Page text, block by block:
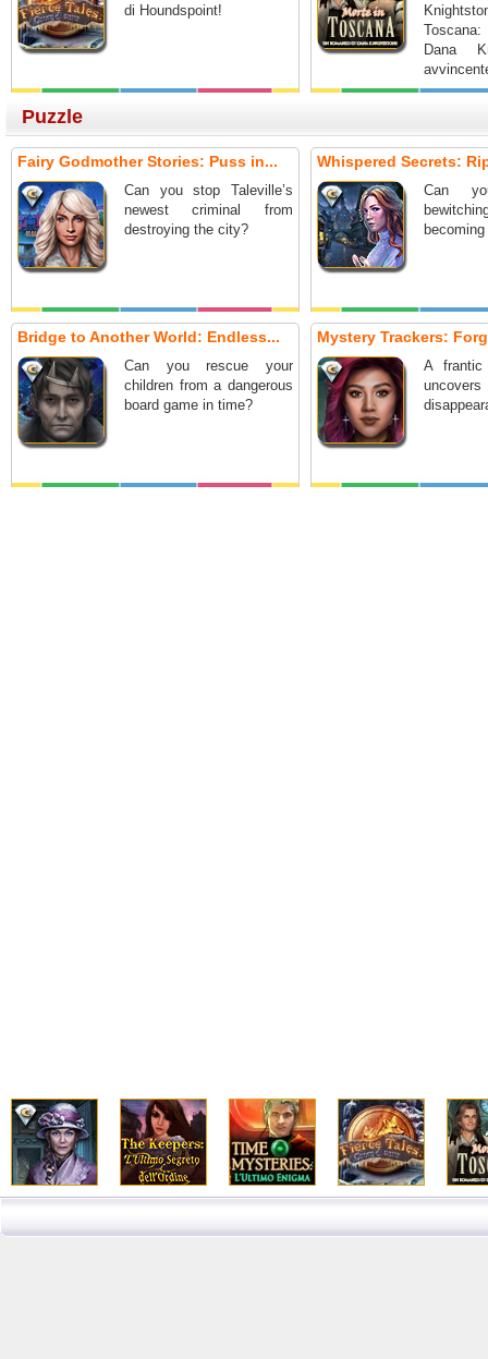
di Houndspoint!
Dana
nascosti.
Puzzle
Fairy Godmother Stories: Puss in...
Can you stop Taleville’s
newest criminal from
destroying the city?
Whispered Secrets:
Can
Bridge to Another World: Endless...
Can you rescue your
children from a dangerous
board game in time?
Mystery Trackers:
A frantic